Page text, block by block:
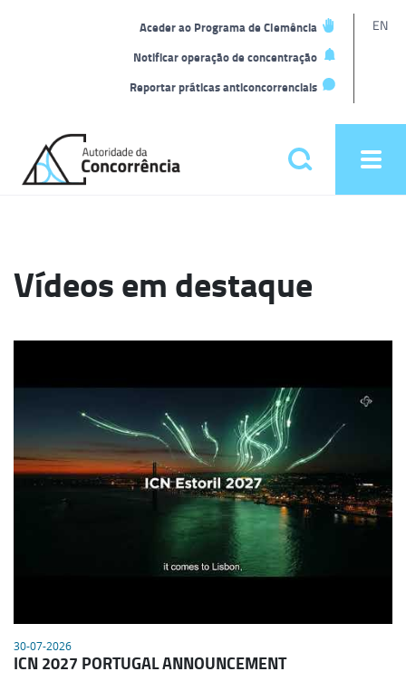
Aceder ao Programa de Clemência
Notificar operação de concentração
Reportar práticas anticoncorrenciais
EN
home
Pesquisar
Vídeos em destaque
30-07-2026
ICN 2027 PORTUGAL ANNOUNCEMENT